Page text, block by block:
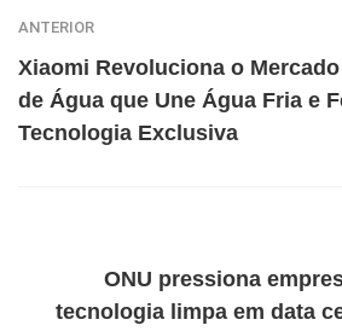
ANTERIOR
Xiaomi Revoluciona o
de Água que Une Água Fria e
Tecnologia Exclusiva
ONU pressiona
tecnologia limpa em data